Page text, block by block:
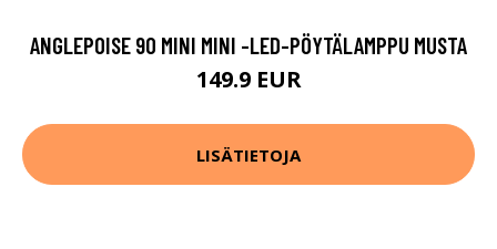
ANGLEPOISE 90 MINI MINI -LED-PÖYTÄLAMPPU MUSTA
149.9 EUR
LISÄTIETOJA